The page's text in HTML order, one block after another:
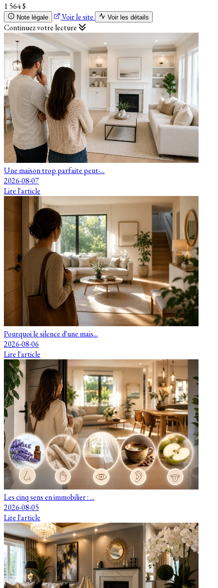
1 564 $
Note légale Voir le site Voir les détails
Continuez votre lecture
Une maison trop parfaite peut-...
2026-08-07
Lire l'article
Pourquoi le silence d'une mais...
2026-08-06
Lire l'article
Les cinq sens en immobilier : ...
2026-08-05
Lire l'article